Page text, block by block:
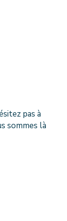
pas à
sommes là